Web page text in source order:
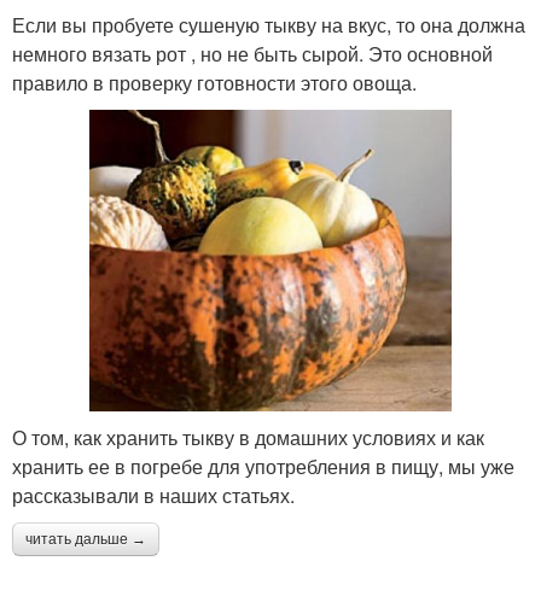
Если вы пробуете сушеную тыкву на вкус, то она должна
немного вязать рот , но не быть сырой. Это основной
правило в проверку готовности этого овоща.
О том, как хранить тыкву в домашних условиях и как
хранить ее в погребе для употребления в пищу, мы уже
рассказывали в наших статьях.
читать дальше →